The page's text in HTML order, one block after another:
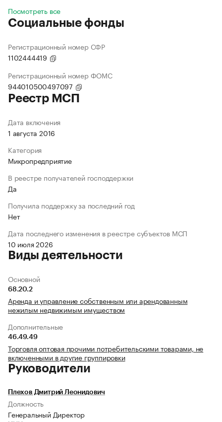
Посмотреть все
Социальные фонды
Регистрационный номер СФР
1102444419
Регистрационный номер ФОМС
944010500497097
Реестр МСП
Дата включения
1 августа 2016
Категория
Микропредприятие
В реестре получателей господдержки
Да
Получила поддержку за последний год
Нет
Дата последнего изменения в реестре субъектов МСП
10 июля 2026
Виды деятельности
Основной
68.20.2
Аренда и управление собственным или арендованным
нежилым недвижимым имуществом
Дополнительные
46.49.49
Торговля оптовая прочими потребительскими товарами, не
включенными в другие группировки
Руководители
Плехов Дмитрий Леонидович
Должность
Генеральный Директор